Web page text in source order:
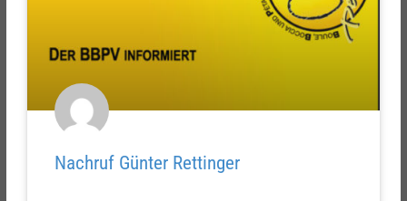
Nachruf Günter Rettinger